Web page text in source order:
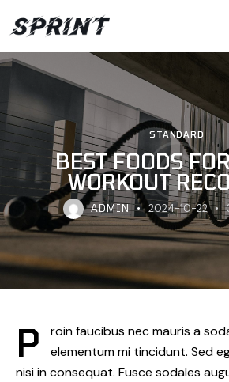
STANDARD
BEST FOODS
WORKOUT
ADMIN 2024-10-22
P
roin faucibus nec mauris a
elementum mi tincidunt. Sed
nisi in consequat. Fusce sodales